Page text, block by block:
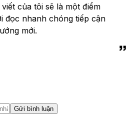
của tôi sẽ là một điểm
đọc nhanh chóng tiếp cận
mới.
Gửi bình luận